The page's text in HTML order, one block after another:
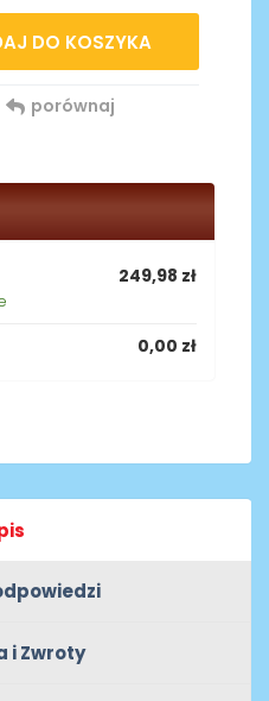
DO KOSZYKA
porównaj
249,98 zł
0,00 zł
i Zwroty